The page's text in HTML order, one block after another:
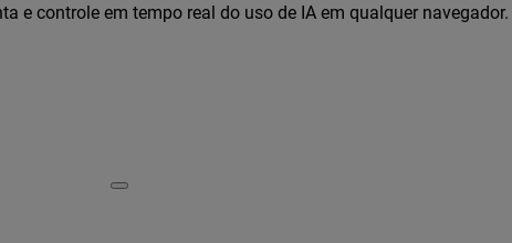
e controle em tempo real do uso de IA em qualquer navegador.